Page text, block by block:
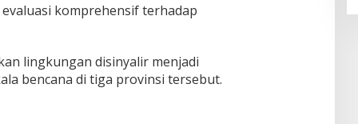
komprehensif terhadap
lingkungan disinyalir menjadi
bencana di tiga provinsi tersebut.